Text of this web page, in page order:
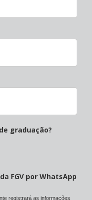
graduação?
FGV por WhatsApp
registrará as informações